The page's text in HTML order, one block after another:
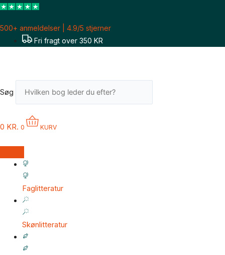
Gå
indholdet
500+ anmeldelser | 4.9/5 stjerner
Fri fragt over 350 KR
Søg
0 KR. 0 KURV
Faglitteratur
Skønlitteratur